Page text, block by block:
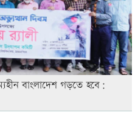
বাংলাদেশ গড়তে হবে: